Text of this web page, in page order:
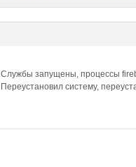
Службы запущены, процессы
Переустановил систему,